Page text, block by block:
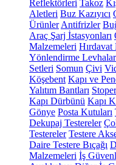
Reflektörleri Takoz
Aletleri Buz Kazıyıcı
Ürünler Antifrizler
Araç Şarj İstasyonları
Malzemeleri Hırdavat
Yönlendirme
Setleri Somun Çivi
Köşebent Kapı ve
Yalıtım Bantları Stoper
Kapı Dürbünü Kapı
Gönye Posta Kutuları
Dekupaj Testereler
Testereler Testere
Daire Testere Bıçağı
Malzemeleri İş